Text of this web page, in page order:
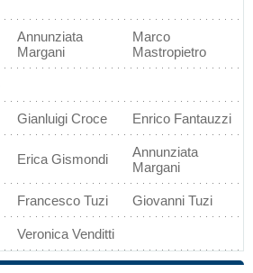
Annunziata
Margani
Marco
Mastropietro
Gianluigi Croce Enrico Fantauzzi
Erica Gismondi
Annunziata
Margani
Francesco Tuzi Giovanni Tuzi
Veronica Venditti